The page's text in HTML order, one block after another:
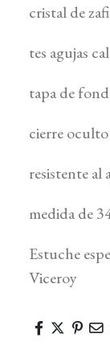
cristal de
tes agujas
tapa de
cierre
resistente al
medida de
Estuche
Viceroy